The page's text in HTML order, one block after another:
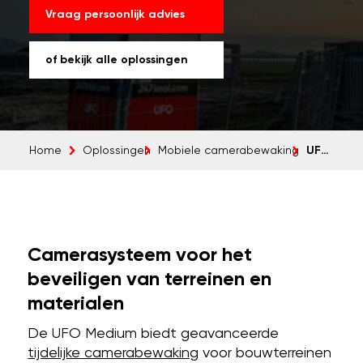
Vraag persoonlijk advies
of bekijk alle oplossingen
Home Oplossingen Mobiele camerabewaking UFO Medium
Camerasysteem voor het
beveiligen van terreinen en
materialen
De UFO Medium biedt geavanceerde
tijdelijke camerabewaking voor bouwterreinen